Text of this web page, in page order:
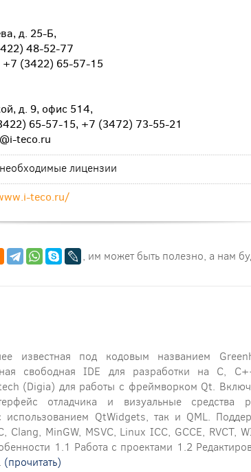
д. 25-Б,
48-52-77
+7 (3422) 65-57-15
д. 9, офис 514,
65-57-15, +7 (3472) 73-55-21
teco.ru
лицензии
teco.ru/
, им может быть полезно, а нам
известная под кодовым названием
свободная IDE для разработки на С,
(Digia) для работы с фреймворком Qt.
отладчика и визуальные средства
использованием QtWidgets, так и QML.
Clang, MinGW, MSVC, Linux ICC, GCCE, RVCT,
1.1 Работа с проектами 1.2
(прочитать)